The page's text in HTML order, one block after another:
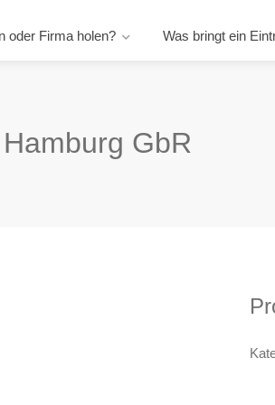
oder Firma holen? Was bringt ein
GbR